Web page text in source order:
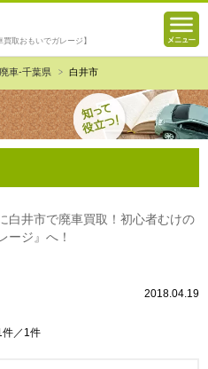
取おもいでガレージ】
廃車-千葉県 白井市
白井市で廃車買取！初心者むけの
ージ』へ！
2018.04.19
件／1件